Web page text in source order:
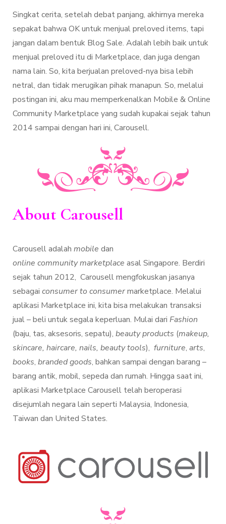
Singkat cerita, setelah debat panjang, akhirnya mereka
sepakat bahwa OK untuk menjual preloved items, tapi
jangan dalam bentuk Blog Sale. Adalah lebih baik untuk
menjual preloved itu di Marketplace, dan juga dengan
nama lain. So, kita berjualan preloved-nya bisa lebih
netral, dan tidak merugikan pihak manapun. So, melalui
postingan ini, aku mau memperkenalkan Mobile & Online
Community Marketplace yang sudah kupakai sejak tahun
2014 sampai dengan hari ini, Carousell.
About Carousell
Carousell adalah mobile dan
online community marketplace asal Singapore. Berdiri
sejak tahun 2012, Carousell mengfokuskan jasanya
sebagai consumer to consumermarketplace. Melalui
aplikasi Marketplace ini, kita bisa melakukan transaksi
jual – beli untuk segala keperluan. Mulai dari Fashion
(baju, tas, aksesoris, sepatu), beautyproducts (makeup,
skincare, haircare, nails, beauty tools), furniture, arts,
books, branded goods, bahkan sampai dengan barang –
barang antik, mobil, sepeda dan rumah. Hingga saat ini,
aplikasi Marketplace Carousell telah beroperasi
disejumlah negara lain seperti Malaysia, Indonesia,
Taiwan dan United States.